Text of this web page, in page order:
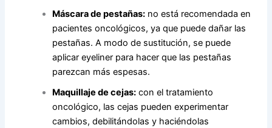
Máscara de pestañas: no está recomendada en
pacientes oncológicos, ya que puede dañar las
pestañas. A modo de sustitución, se puede
aplicar eyeliner para hacer que las pestañas
parezcan más espesas.
Maquillaje de cejas: con el tratamiento
oncológico, las cejas pueden experimentar
cambios, debilitándolas y haciéndolas